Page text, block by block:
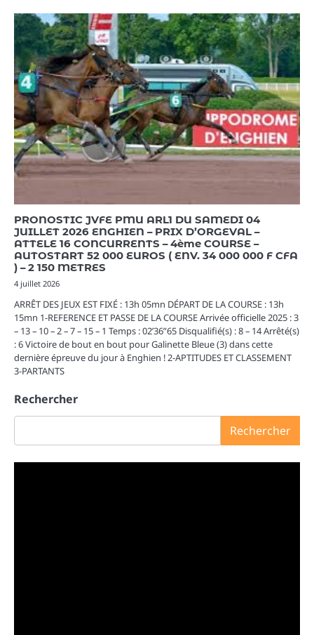
PRONOSTIC JVFE PMU ARL1 DU SAMEDI 04
JUILLET 2026 ENGHIEN – PRIX D’ORGEVAL –
ATTELE 16 CONCURRENTS – 4ème COURSE –
AUTOSTART 52 000 EUROS ( ENV. 34 000 000 F CFA
) – 2 150 METRES
4 juillet 2026
ARRÊT DES JEUX EST FIXÉ : 13h 05mn DÉPART DE LA COURSE : 13h
15mn 1-REFERENCE ET PASSE DE LA COURSE Arrivée officielle 2025 : 3
– 13 – 10 – 2 – 7 – 15 – 1 Temps : 02’36”65 Disqualifié(s) : 8 – 14 Arrêté(s)
: 6 Victoire de bout en bout pour Galinette Bleue (3) dans cette
dernière épreuve du jour à Enghien ! 2-APTITUDES ET CLASSEMENT
3-PARTANTS
Rechercher
Rechercher